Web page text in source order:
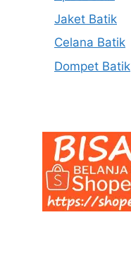
Jaket Batik
Celana Batik
Dompet Batik